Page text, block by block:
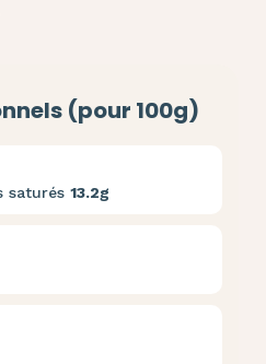
(pour 100g)
saturés 13.2g